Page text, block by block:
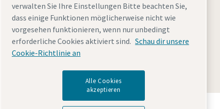
Rechtliche Hinweise und Datenschutzerklärung
Cookies verwaltenBarrierefreiheit
© 2026 Atlas Copco
Entdecken Sie, wie die Atlas Copco Group
verwalten Sie Ihre Einstellungen Bitte beachten Sie,
dass einige Funktionen möglicherweise nicht wie
vorgesehen funktionieren, wenn nur unbedingt
erforderliche Cookies aktiviert sind. Schau dir unsere
Cookie-Richtlinie an
Alle Cookies
akzeptieren